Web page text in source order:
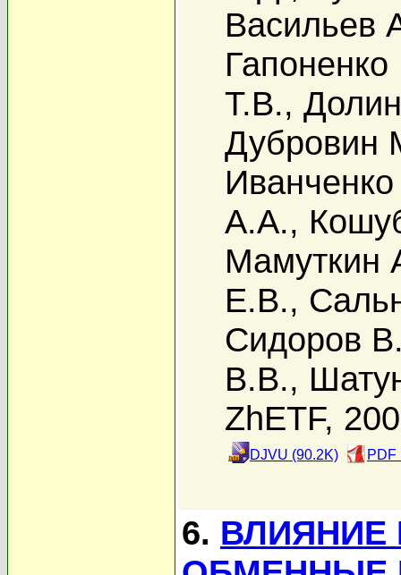
Васильев
Т.В.,
Дубровин
А.А.,
Мамуткин
Е.В.,
Сидоров
В.В.,
ZhETF,
DJVU (90.2K) PDF
6. ВЛИЯНИЕ